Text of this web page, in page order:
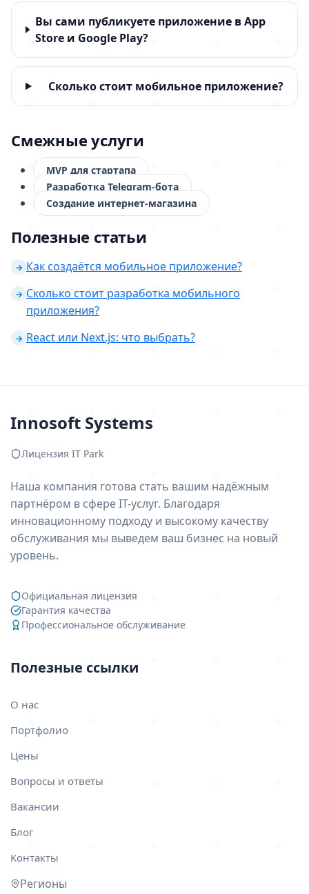
Вы сами публикуете приложение в App
Store и Google Play?
Сколько стоит мобильное приложение?
Смежные услуги
MVP для стартапа
Разработка Telegram-бота
Создание интернет-магазина
Полезные статьи
→ Как создаётся мобильное приложение?
→ Сколько стоит разработка мобильного
приложения?
→ React или Next.js: что выбрать?
Innosoft Systems
Лицензия IT Park
Наша компания готова стать вашим надёжным
партнёром в сфере IT-услуг. Благодаря
инновационному подходу и высокому качеству
обслуживания мы выведем ваш бизнес на новый
уровень.
Официальная лицензия
Гарантия качества
Профессиональное обслуживание
Полезные ссылки
О нас
Портфолио
Цены
Вопросы и ответы
Вакансии
Блог
Контакты
Регионы